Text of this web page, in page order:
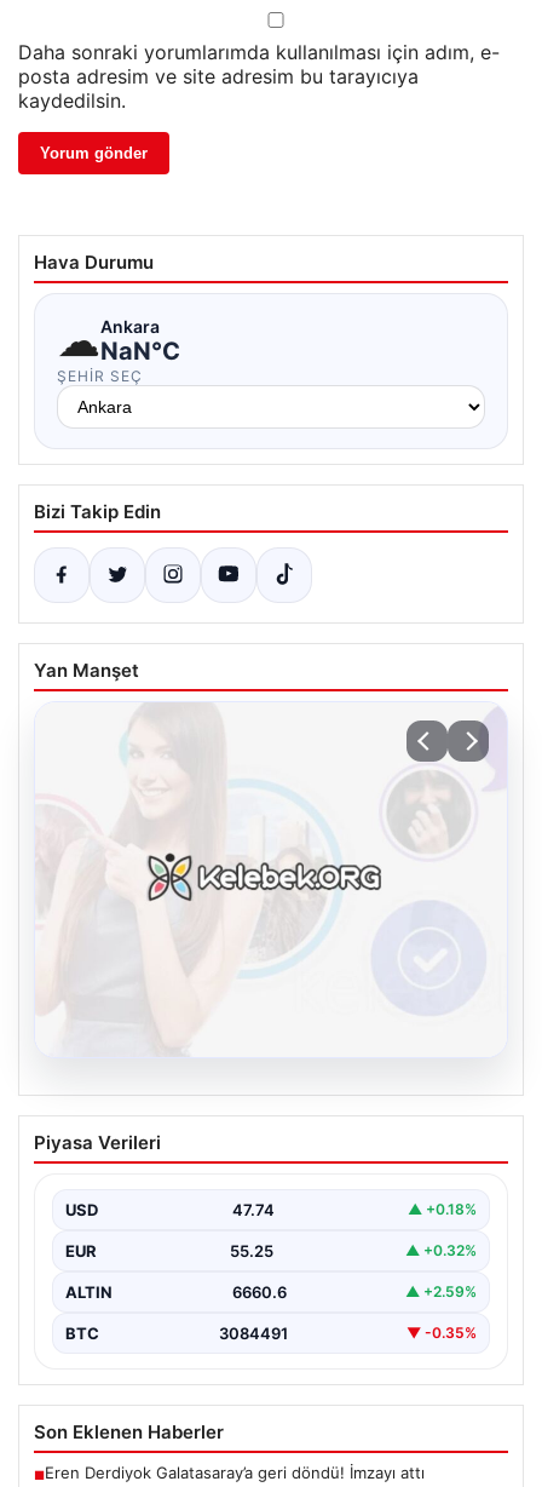
Daha sonraki yorumlarımda kullanılması için adım, e-
posta adresim ve site adresim bu tarayıcıya
kaydedilsin.
Hava Durumu
☁Ankara
NaN°C
ŞEHIR SEÇ
Bizi Takip Edin
Yan Manşet
Kelebek chat adresi İle Çevrim içi
İletişimin Sertifikalı Adresi Ve
Sanal dünyasında bireylerin kaliteli bir biçimde bağlantı
olarak…
Piyasa Verileri
USD 47.74 ▲ +0.18%
EUR 55.25 ▲ +0.32%
ALTIN 6660.6 ▲ +2.59%
BTC 3084491 ▼ -0.35%
Son Eklenen Haberler
■Eren Derdiyok Galatasaray’a geri döndü! İmzayı attı